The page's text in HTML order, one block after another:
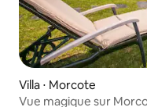
Villa ⋅ Morcote
Vue magique sur